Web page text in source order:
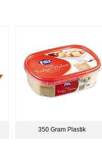
350 Gram Plastik